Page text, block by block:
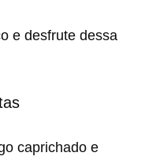
e desfrute dessa
caprichado e